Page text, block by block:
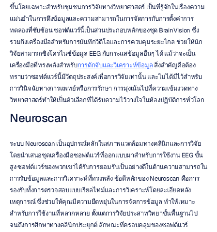
ขึ้นโดยเฉพาะสำหรับชุมชนการวิจัยทางวิทยาศาสตร์ เป็นที่รู้จักในเรื่องความ
แม่นยำในการดึงข้อมูลและความสามารถในการจัดการกับการตั้งค่าการ
ทดลองที่ซับซ้อน ซอฟต์แวร์นี้เป็นส่วนประกอบหลักของชุด BrainVision ซึ่ง
รวมถึงเครื่องมือสำหรับการบันทึกวิดีโอและการควบคุมระยะไกล ช่วยให้นัก
วิจัยสามารถซิงโครไนซ์ข้อมูล EEG กับกระแสข้อมูลอื่นๆ ได้ แม้ว่าจะเป็น
เครื่องมือที่ทรงพลังสำหรับการดักจับและวิเคราะห์ข้อมูล สิ่งสำคัญคือต้อง
ทราบว่าซอฟต์แวร์นี้มีวัตถุประสงค์เพื่อการวิจัยเท่านั้น และไม่ได้มีไว้สำหรับ
การวินิจฉัยทางการแพทย์หรือการรักษา การมุ่งเน้นไปที่ความเข้มงวดทาง
วิทยาศาสตร์ทำให้เป็นตัวเลือกที่ได้รับความไว้วางใจในห้องปฏิบัติการทั่วโลก
Neuroscan
ระบบ Neuroscan เป็นอุปกรณ์หลักในสภาพแวดล้อมทางคลินิกและการวิจัย
โดยนำเสนอชุดเครื่องมือซอฟต์แวร์ที่ออกแบบมาสำหรับการใช้งาน EEG ขั้น
สูง ซอฟต์แวร์ของพวกเขาได้รับการยอมรับเป็นอย่างดีในด้านความสามารถใน
การรับข้อมูลและการวิเคราะห์ที่ทรงพลัง ข้อดีหลักของ Neuroscan คือการ
รองรับทั้งการตรวจสอบแบบเรียลไทม์และการวิเคราะห์โดยละเอียดหลัง
เหตุการณ์ ซึ่งช่วยให้คุณมีความยืดหยุ่นในการจัดการข้อมูล ทำให้เหมาะ
สำหรับการใช้งานที่หลากหลาย ตั้งแต่การวิจัยประสาทวิทยาขั้นพื้นฐานไป
จนถึงการศึกษาทางคลินิกประยุกต์ ลักษณะที่ครอบคลุมของซอฟต์แวร์